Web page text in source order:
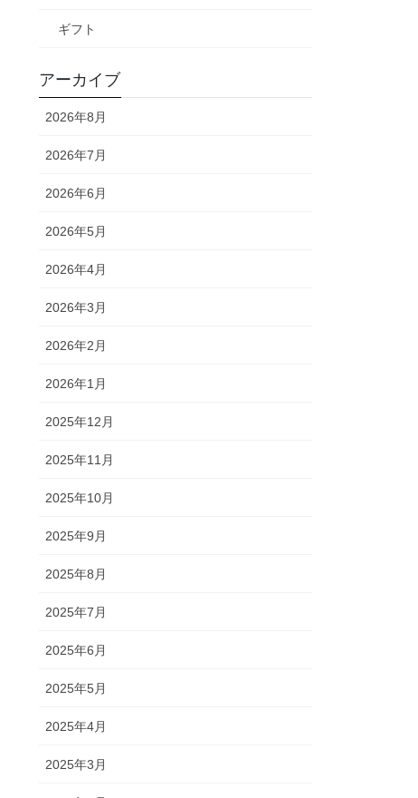
ギフト
アーカイブ
2026年8月
2026年7月
2026年6月
2026年5月
2026年4月
2026年3月
2026年2月
2026年1月
2025年12月
2025年11月
2025年10月
2025年9月
2025年8月
2025年7月
2025年6月
2025年5月
2025年4月
2025年3月